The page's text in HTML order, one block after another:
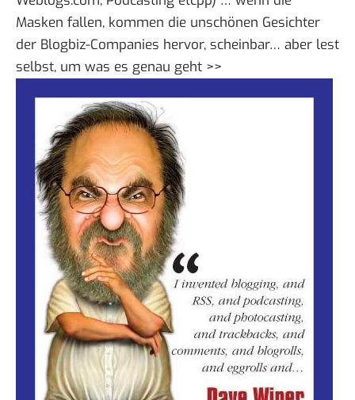
Masken fallen, kommen die unschönen Gesichter
der Blogbiz-Companies hervor, scheinbar… aber lest
selbst, um was es genau geht >>